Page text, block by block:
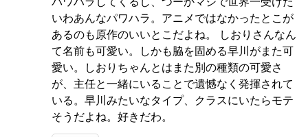
いわあんなパワハラ。アニメではなかったとこが
あるのも原作のいいとこだよね。 しおりさんなん
て名前も可愛い。しかも脇を固める早川がまた可
愛い。しおりちゃんとはまた別の種類の可愛さ
が、主任と一緒にいることで遺憾なく発揮されて
いる。早川みたいなタイプ、クラスにいたらモテ
そうだよね。好きだわ。